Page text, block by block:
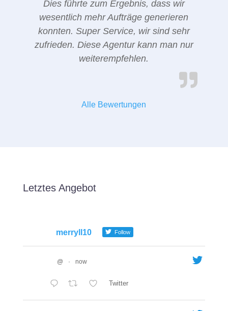
Dies führte zum Ergebnis, dass wir
wesentlich mehr Aufträge generieren
konnten. Super Service, wir sind sehr
zufrieden. Diese Agentur kann man nur
weiterempfehlen.
Alle Bewertungen
Letztes Angebot
merryll10 Follow
@ · now
Twitter